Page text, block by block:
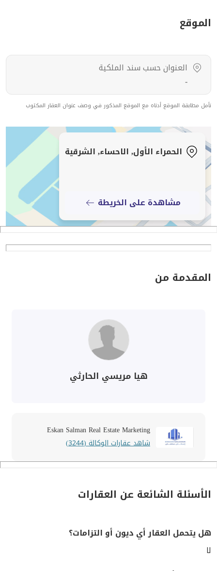
حوش ، مدخل سيارة ، قريب من الخدمات ،
رقم ترخيص الإعلان: 7200746138
رقم رخصة فال: 1200019203
رقم الجوال: +966539053003
الموقع
العنوان حسب سند الملكية
-
نأمل مطابقة الموقع أدناه مع الموقع المذكور في وصف عنوان العقار المكتوب
الحمراء الأول, الاحساء, الشرقية
مشاهدة على الخريطة
المقدمة من
هيا مريسي الحارثي
Eskan Salman Real Estate Marketing
شاهد عقارات الوكالة (3244)
الأسئلة الشائعة عن العقارات
هل يتحمل العقار أي ديون أو التزامات؟
لا